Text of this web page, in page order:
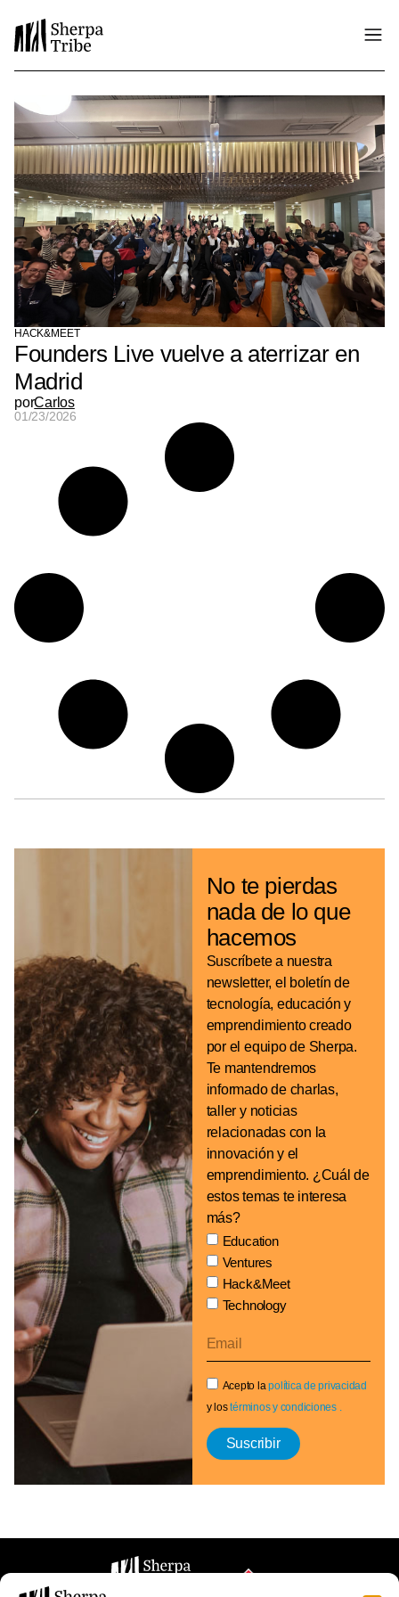
HACK&MEET
Founders Live vuelve a aterrizar en
Madrid
porCarlos
01/23/2026
No te pierdas
nada de lo que
hacemos
Suscríbete a nuestra
newsletter, el boletín de
tecnología, educación y
emprendimiento creado
por el equipo de Sherpa.
Te mantendremos
informado de charlas,
taller y noticias
relacionadas con la
innovación y el
emprendimiento. ¿Cuál de
estos temas te interesa
más?
Education
Ventures
Hack&Meet
Technology
Acepto lapolítica de privacidad
y lostérminos y condiciones .
Suscribir